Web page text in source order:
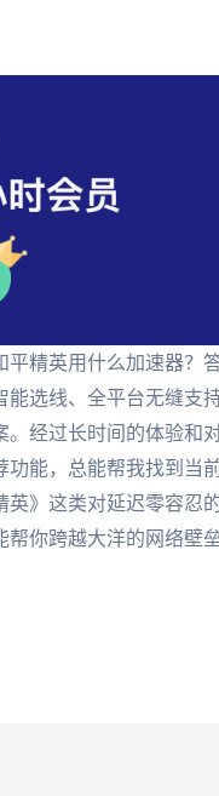
精英用什么加速器？
选线、全平台无缝支
经过长时间的体验和
功能，总能帮我找到当
》这类对延迟零容忍
你跨越大洋的网络壁